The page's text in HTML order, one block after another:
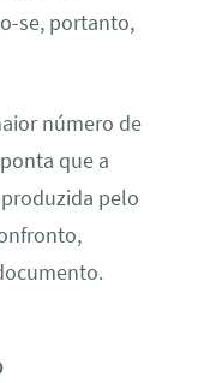
se, portanto,
número de
que a
pelo